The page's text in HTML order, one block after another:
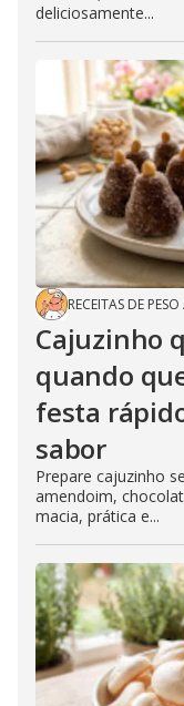
deliciosamente...
RECEITAS DE PESO
Cajuzinho
quando
festa
sabor
Prepare cajuzinho
amendoim,
macia, prática e...